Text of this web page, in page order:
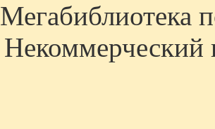
Мегабиблиотека
Некоммерческий